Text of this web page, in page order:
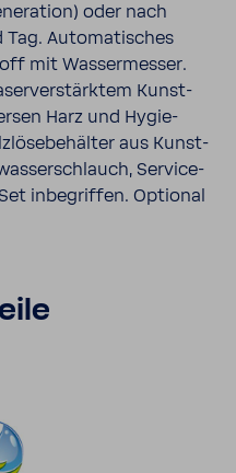
oder nach
Auto­ma­ti­sches
mit Wasser­messer.
Kunst­
Harz und Hygie­
aus Kunst­
Service­
inbe­griffen. Optional